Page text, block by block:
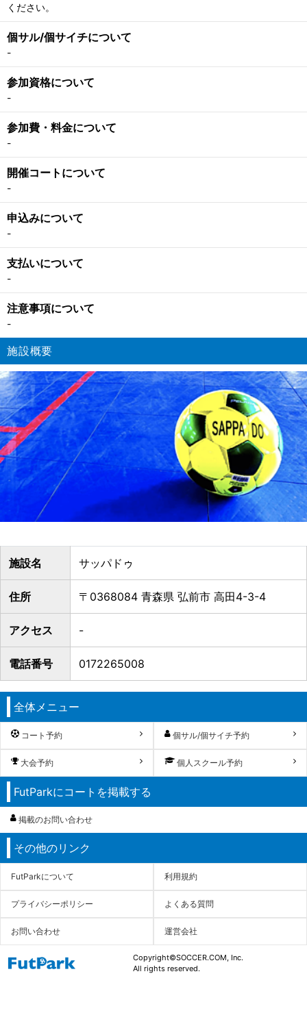
ください。
個サル/個サイチについて
-
参加資格について
-
参加費・料金について
-
開催コートについて
-
申込みについて
-
支払いについて
-
注意事項について
-
施設概要
施設名 サッパドゥ
住所 〒0368084 青森県 弘前市 高田4-3-4
アクセス -
電話番号 0172265008
全体メニュー
コート予約 個サル/個サイチ予約
大会予約 個人スクール予約
FutParkにコートを掲載する
掲載のお問い合わせ
その他のリンク
FutParkについて 利用規約
プライバシーポリシー よくある質問
お問い合わせ 運営会社
Copyright©SOCCER.COM, Inc.
All rights reserved.